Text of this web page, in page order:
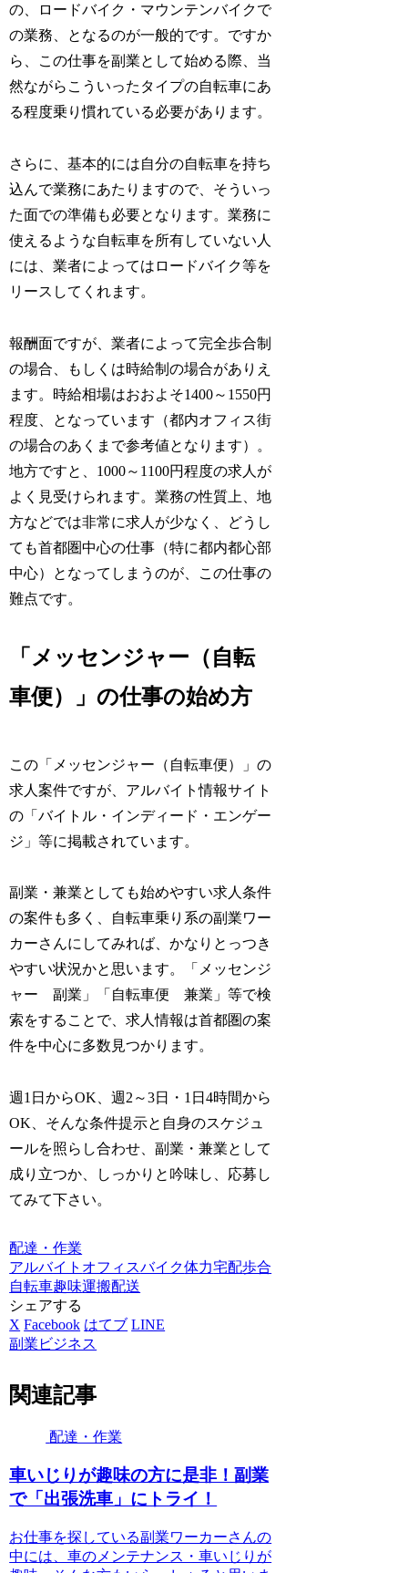
の、ロードバイク・マウンテンバイクで
の業務、となるのが一般的です。ですか
ら、この仕事を副業として始める際、当
然ながらこういったタイプの自転車にあ
る程度乗り慣れている必要があります。
さらに、基本的には自分の自転車を持ち
込んで業務にあたりますので、そういっ
た面での準備も必要となります。業務に
使えるような自転車を所有していない人
には、業者によってはロードバイク等を
リースしてくれます。
報酬面ですが、業者によって完全歩合制
の場合、もしくは時給制の場合がありえ
ます。時給相場はおおよそ1400～1550円
程度、となっています（都内オフィス街
の場合のあくまで参考値となります）。
地方ですと、1000～1100円程度の求人が
よく見受けられます。業務の性質上、地
方などでは非常に求人が少なく、どうし
ても首都圏中心の仕事（特に都内都心部
中心）となってしまうのが、この仕事の
難点です。
「メッセンジャー（自転
車便）」の仕事の始め方
この「メッセンジャー（自転車便）」の
求人案件ですが、アルバイト情報サイト
の「バイトル・インディード・エンゲー
ジ」等に掲載されています。
副業・兼業としても始めやすい求人条件
の案件も多く、自転車乗り系の副業ワー
カーさんにしてみれば、かなりとっつき
やすい状況かと思います。「メッセンジ
ャー 副業」「自転車便 兼業」等で検
索をすることで、求人情報は首都圏の案
件を中心に多数見つかります。
週1日からOK、週2～3日・1日4時間から
OK、そんな条件提示と自身のスケジュ
ールを照らし合わせ、副業・兼業として
成り立つか、しっかりと吟味し、応募し
てみて下さい。
配達・作業
アルバイト オフィスバイク体力宅配歩合
自転車趣味運搬配送
シェアする
X Facebook はてブ LINE
副業ビジネス
関連記事
配達・作業
車いじりが趣味の方に是非！副業
で「出張洗車」にトライ！
お仕事を探している副業ワーカーさんの
中には、車のメンテナンス・車いじりが